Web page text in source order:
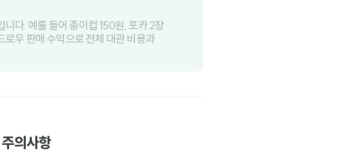
니다. 예를 들어 종이컵 150원, 포카 2장
우 판매 수익으로 전체 대관 비용과
의사항